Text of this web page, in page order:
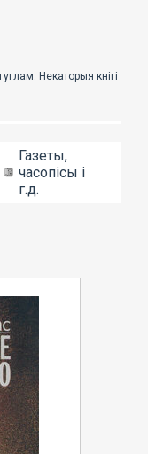
Газеты,
часопісы і
г.д.